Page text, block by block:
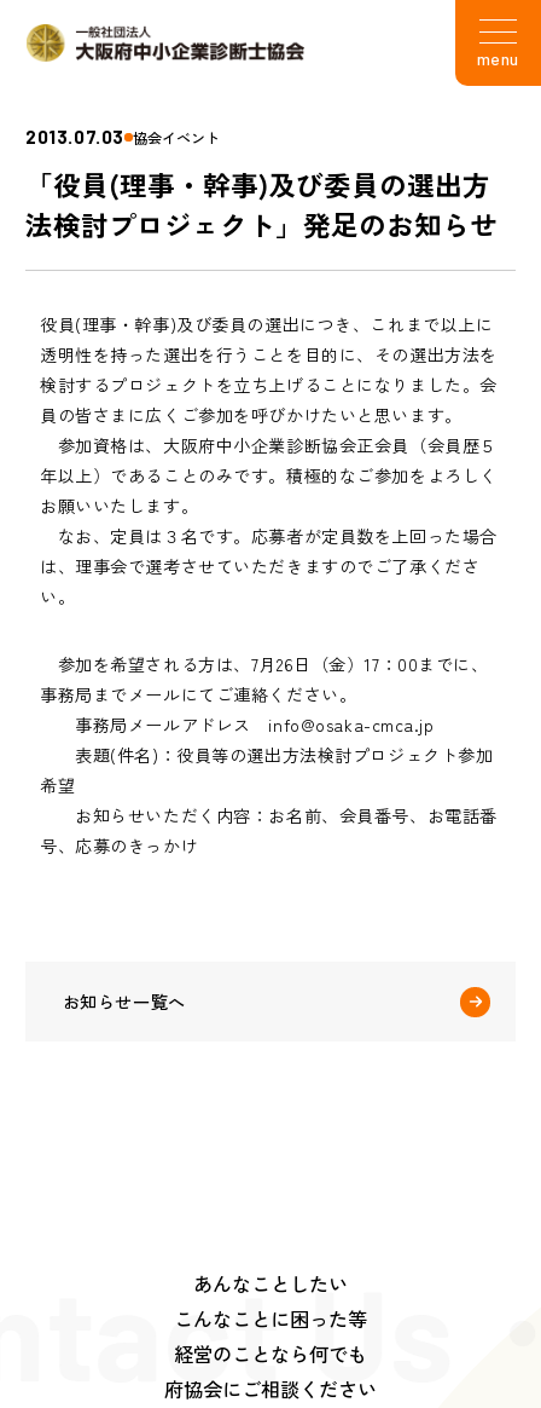
menu
2013.07.03 協会イベント
「役員(理事・幹事)及び委員の選出方
法検討プロジェクト」発足のお知らせ
役員(理事・幹事)及び委員の選出につき、これまで以上に
透明性を持った選出を行うことを目的に、その選出方法を
検討するプロジェクトを立ち上げることになりました。会
員の皆さまに広くご参加を呼びかけたいと思います。
参加資格は、大阪府中小企業診断協会正会員（会員歴５
年以上）であることのみです。積極的なご参加をよろしく
お願いいたします。
なお、定員は３名です。応募者が定員数を上回った場合
は、理事会で選考させていただきますのでご了承くださ
い。
参加を希望される方は、7月26日（金）17：00までに、
事務局までメールにてご連絡ください。
事務局メールアドレス info@osaka-cmca.jp
表題(件名)：役員等の選出方法検討プロジェクト参加
希望
お知らせいただく内容：お名前、会員番号、お電話番
号、応募のきっかけ
お知らせ一覧へ
Us
あんなことしたい
こんなことに困った等
経営のことなら何でも
府協会にご相談ください